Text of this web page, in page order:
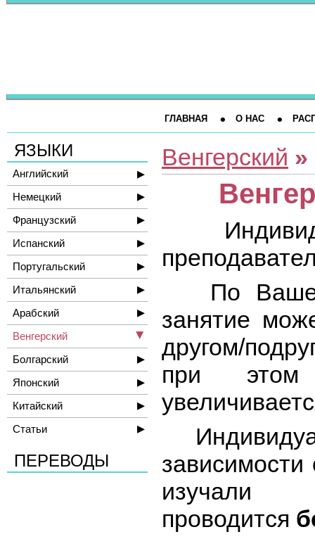
ГЛАВНАЯ О НАС
ЯЗЫКИ
Английский
Немецкий
Французский
Испанский
Португальский
Итальянский
Арабский
Венгерский
Болгарский
Японский
Китайский
Статьи
ПЕРЕВОДЫ
Венгерский »
По
занятие
другом/
при этом
изучали
проводится